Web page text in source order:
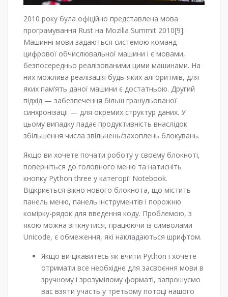
2010 року була офіційно представлена мова
програмування Rust на Mozilla Summit 2010[9].
Машинні мови задаються системою команд
цифрової обчислювальної машини і є мовами,
безпосередньо реалізованими цими машинами. На
них можлива реалізація будь-яких алгоритмів, для
яких пам’ять даної машини є достатньою. Другий
підхід — забезпечення більш гранульованої
синхронізації — для окремих структур даних. У
цьому випадку падає продуктивність внаслідок
збільшення числа звільнень/захоплень блокувань.
Якщо ви хочете почати роботу у своєму блокноті,
поверніться до головного меню та натисніть
кнопку Python three у категорії Notebook.
Відкриється вікно нового блокнота, що містить
панель меню, панель інструментів і порожню
комірку-рядок для введення коду. Проблемою, з
якою можна зіткнутися, працюючи із символами
Unicode, є обмеження, які накладаються шрифтом.
Якщо ви цікавитесь як вчити Python і хочете
отримати все необхідне для засвоєння мови в
зручному і зрозумілому форматі, запрошуємо
вас взяти участь у третьому потоці нашого